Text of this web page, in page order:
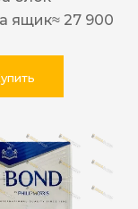
ящик≈ 27 900